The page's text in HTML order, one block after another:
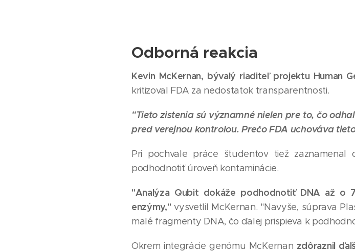
Odborná reakcia
Kevin McKernan, bývalý riaditeľ projektu Human
kritizoval FDA za nedostatok transparentnosti.
"Tieto zistenia sú významné nielen pre to, čo
pred verejnou kontrolou. Prečo FDA uchováva
Pri pochvale práce študentov tiež
podhodnotiť úroveň kontaminácie.
"Analýza Qubit dokáže podhodnotiť DNA až o
enzýmy,"vysvetlil McKernan. "Navyše, súprava
malé fragmenty DNA, čo ďalej prispieva k
Okrem integrácie genómu McKernan zdôraznil